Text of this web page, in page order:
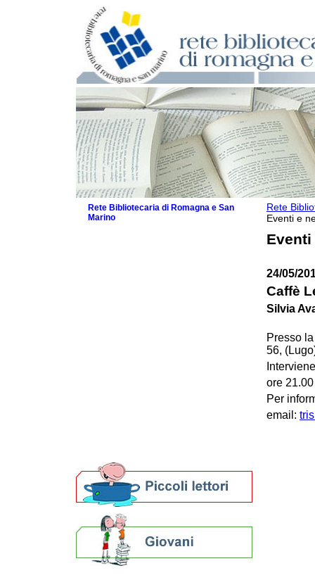
Rete
Eventi e
Eventi
24/05/
Caffè
Silvia
Presso
56,
ore 21.00
Per
email:
Rete Bibliotecaria di Romagna e San
Marino